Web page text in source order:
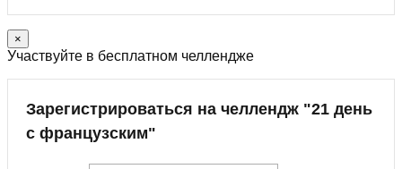
×
Участвуйте в бесплатном челлендже
Зарегистрироваться на челлендж "21 день
с французским"